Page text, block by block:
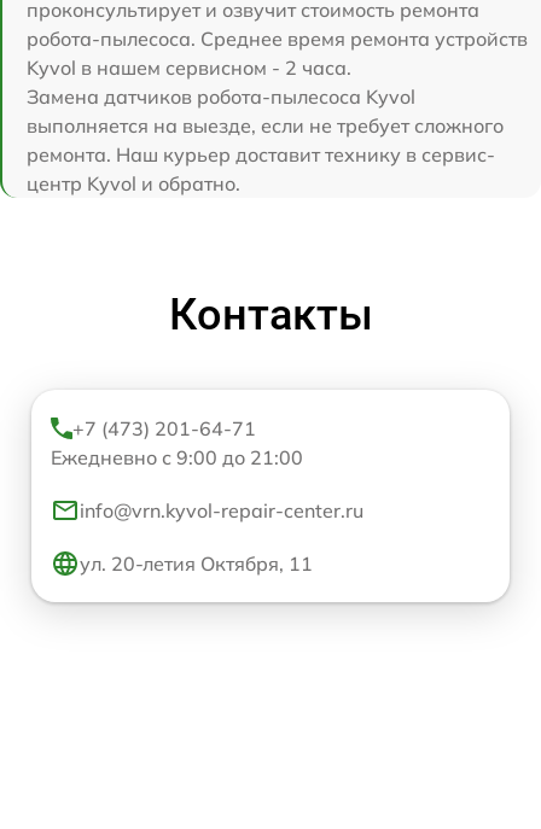
проконсультирует и озвучит стоимость ремонта
робота-пылесоса. Среднее время ремонта устройств
Kyvol в нашем сервисном - 2 часа.
Замена датчиков робота-пылесоса Kyvol
выполняется на выезде, если не требует сложного
ремонта. Наш курьер доставит технику в сервис-
центр Kyvol и обратно.
Контакты
+7 (473) 201-64-71
Ежедневно с 9:00 до 21:00
info@vrn.kyvol-repair-center.ru
ул. 20-летия Октября, 11